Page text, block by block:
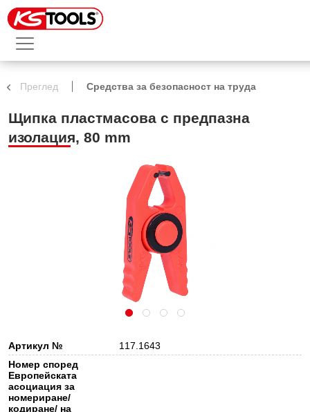
Преглед Средства за безопасност на труда
Щипка пластмасова с предпазна
изолация, 80 mm
Артикул №
117.1643
Номер според
Европейската
асоциация за
номериране/
кодиране/ на